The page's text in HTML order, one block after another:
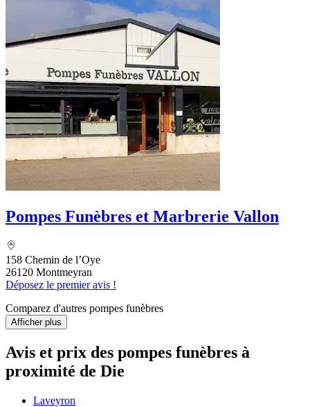
Pompes Funèbres et Marbrerie Vallon
158 Chemin de l’Oye
26120 Montmeyran
Déposez le premier avis !
Comparez d'autres pompes funèbres
Afficher plus
Avis et prix des pompes funèbres à
proximité de Die
Laveyron